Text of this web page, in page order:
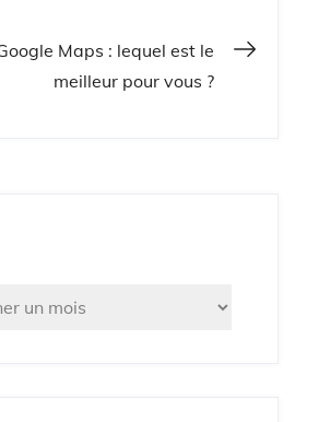
Maps : lequel est le
meilleur pour vous ?